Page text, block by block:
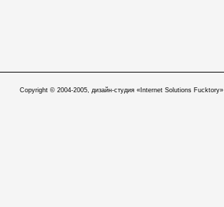
Copyright © 2004-2005, дизайн-студия «Internet Solutions Fucktory»